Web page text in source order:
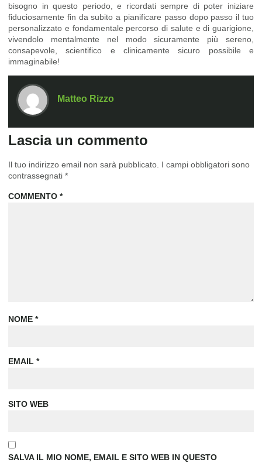
bisogno in questo periodo, e ricordati sempre di poter iniziare
fiduciosamente fin da subito a pianificare passo dopo passo il tuo
personalizzato e fondamentale percorso di salute e di guarigione,
vivendolo mentalmente nel modo sicuramente più sereno,
consapevole, scientifico e clinicamente sicuro possibile e
immaginabile!
Matteo Rizzo
Lascia un commento
Il tuo indirizzo email non sarà pubblicato. I campi obbligatori sono
contrassegnati *
COMMENTO *
NOME *
EMAIL *
SITO WEB
SALVA IL MIO NOME, EMAIL E SITO WEB IN QUESTO